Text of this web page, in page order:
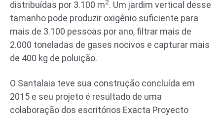
distribuídas por 3.100 m2. Um jardim vertical desse
tamanho pode produzir oxigênio suficiente para
mais de 3.100 pessoas por ano, filtrar mais de
2.000 toneladas de gases nocivos e capturar mais
de 400 kg de poluição.
O Santalaia teve sua construção concluída em
2015 e seu projeto é resultado de uma
colaboração dos escritórios Exacta Proyecto